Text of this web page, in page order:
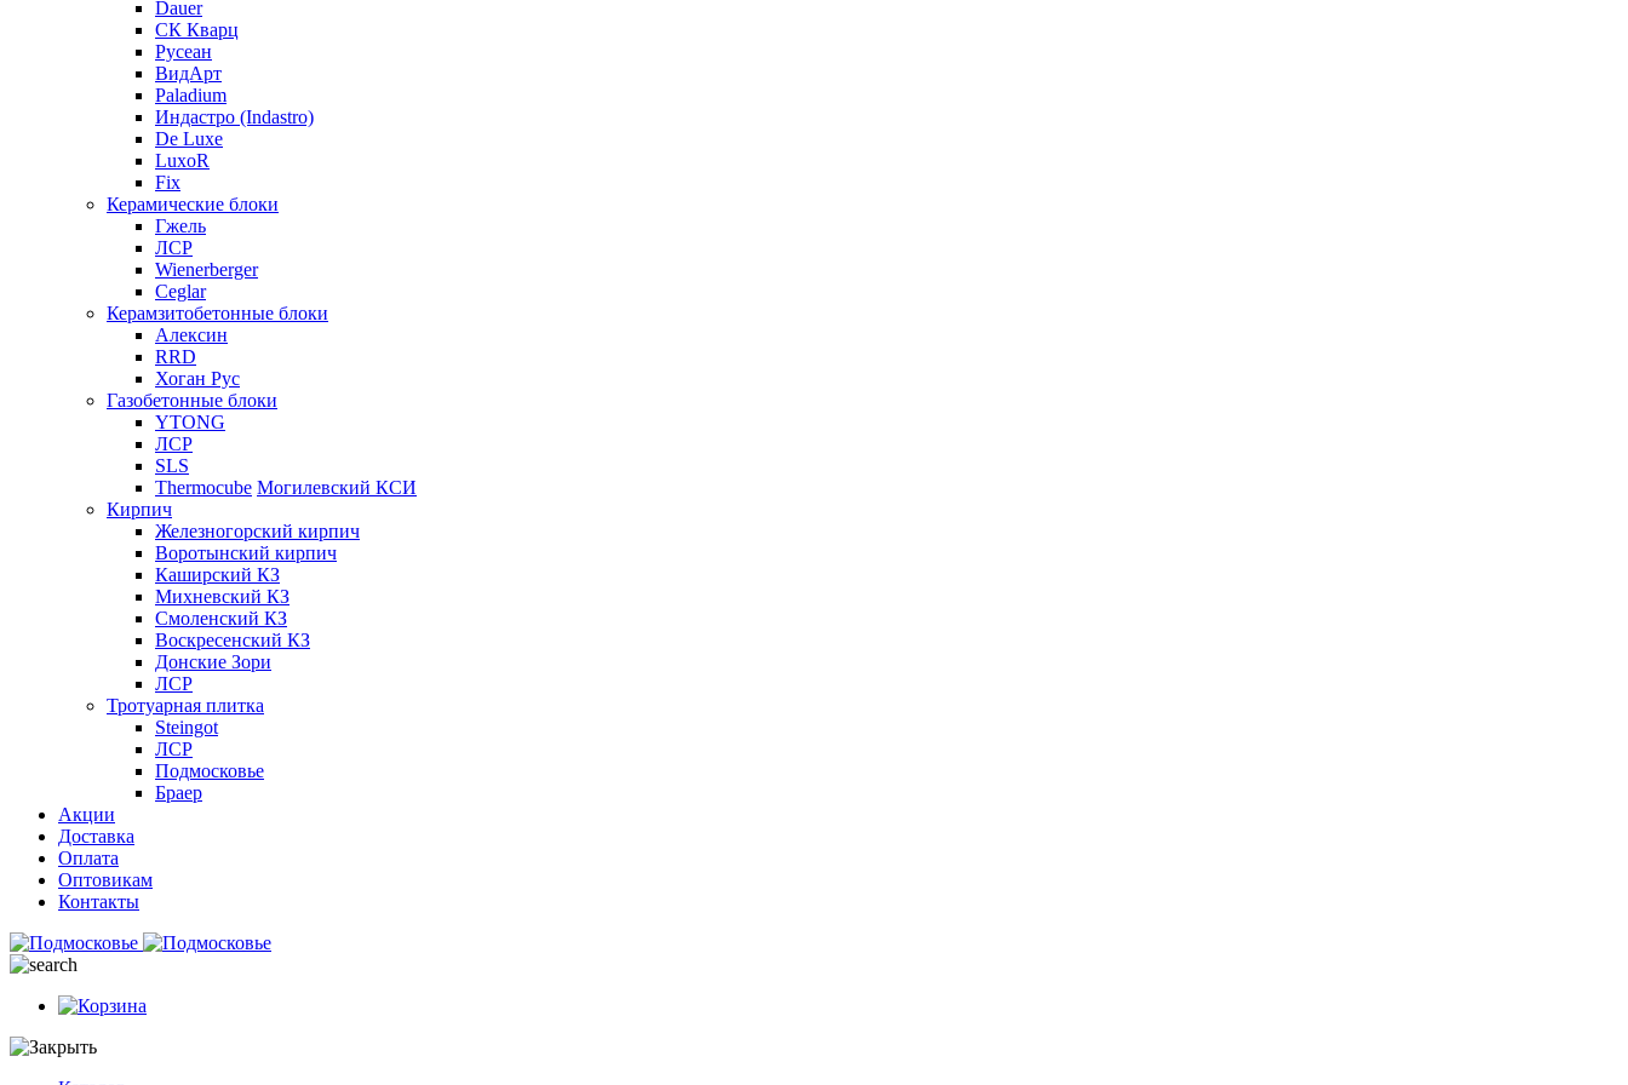
Dauer
СК Кварц
Русеан
ВидАрт
Paladium
Индастро (Indastro)
De Luxe
LuxoR
Fix
Керамические блоки
Гжель
ЛСР
Wienerberger
Ceglar
Керамзитобетонные блоки
Алексин
RRD
Хоган Рус
Газобетонные блоки
YTONG
ЛСР
SLS
Thermocube Могилевский КСИ
Кирпич
Железногорский кирпич
Воротынский кирпич
Каширский КЗ
Михневский КЗ
Смоленский КЗ
Воскресенский КЗ
Донские Зори
ЛСР
Тротуарная плитка
Steingot
ЛСР
Подмосковье
Браер
Акции
Доставка
Оплата
Оптовикам
Контакты